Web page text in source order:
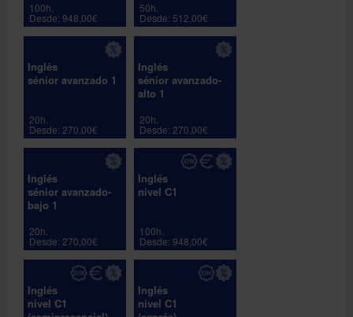
100h.
Desde: 948,00€
50h.
Desde: 512,00€
Inglés
sénior avanzado 1
20h.
Desde: 270,00€
Inglés
sénior avanzado-
alto 1
20h.
Desde: 270,00€
Inglés
sénior avanzado-
bajo 1
20h.
Desde: 270,00€
Inglés
nivel C1
100h.
Desde: 948,00€
Inglés
nivel C1
Inglés
nivel C1